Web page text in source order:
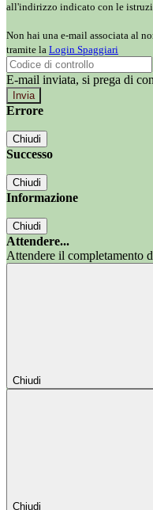
all'indirizzo indicato con le
Non hai una e-mail associata al
tramite la Login Spaggiari
E-mail inviata, si prega di
Errore
Chiudi
Successo
Chiudi
Informazione
Chiudi
Attendere...
Attendere il completamento
Chiudi
Chiudi